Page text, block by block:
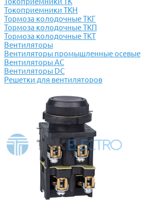
Токоприемники ТКН
Тормоза колодочные ТКГ
Тормоза колодочные ТКП
Тормоза колодочные ТКТ
Вентиляторы
Вентиляторы промышленные осевые
Вентиляторы АС
Вентиляторы DC
Решетки для вентиляторов